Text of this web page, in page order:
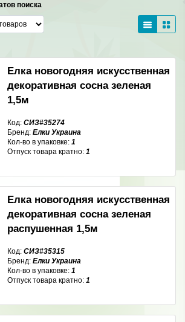
поиска
Елка новогодняя искусственная
декоративная сосна зеленая
1,5м
Код: СИЗ#35274
Бренд: Елки Украина
Кол-во в упаковке: 1
Отпуск товара кратно: 1
Елка новогодняя искусственная
декоративная сосна зеленая
распушенная 1,5м
Код: СИЗ#35315
Бренд: Елки Украина
Кол-во в упаковке: 1
Отпуск товара кратно: 1